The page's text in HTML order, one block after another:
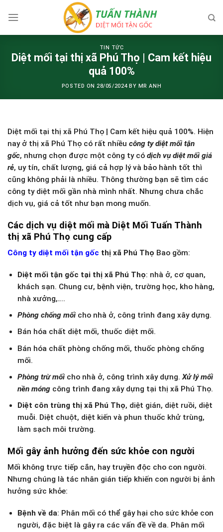
TIN TỨC
Diệt mối tại thị xã Phú Thọ | Cam kết hiệu
quả 100%
POSTED ON28/05/2024BY MR ANH
Diệt mối tại thị xã Phú Thọ | Cam kết hiệu quả 100%. Hiện
nay ở thị xã Phú Thọ có rất nhiều công ty diệt mối tận
gốc, nhưng chọn được một công ty có dịch vụ diệt mối giá
rẻ, uy tín, chất lượng, giá cả hợp lý và bảo hành tốt thì
cũng không phải là nhiều. Thông thường bạn sẽ tìm các
công ty diệt mối gần nhà mình nhất. Nhưng chưa chắc
dịch vụ, giá cả tốt như bạn mong muốn.
Các dịch vụ diệt mối mà Diệt Mối Tuấn Thành
thị xã Phú Thọ cung cấp
Công ty diệt mối tận gốc thị xã Phú Thọ Bao gồm:
Diệt mối tận gốc tại thị xã Phú Thọ: nhà ở, cơ quan,
khách sạn. Chung cư, bệnh viện, trường học, kho hàng,
nhà xưởng,….
Phòng chống mốicho nhà ở, công trình đang xây dựng.
Bán hóa chất diệt mối, thuốc diệt mối.
Bán hóa chất phòng chống mối, thuốc phòng chống
mối.
Phòng trừ mốicho nhà ở, công trình xây dựng.Xử lý mối
nền móngcông trình đang xây dựng tại thị xã Phú Thọ.
Diệt côn trùng thị xã Phú Thọ, diệt gián, diệt ruồi, diệt
muỗi. Diệt chuột, diệt kiến và phun thuốc khử trùng,
làm sạch môi trường.
Mối gây ảnh hưởng đến sức khỏe con người
Mối không trực tiếp cắn, hay truyền độc cho con người.
Nhưng chúng là tác nhân gián tiếp khiến con người bị ảnh
hưởng sức khỏe:
Bệnh về da: Phân mối có thể gây hại cho sức khỏe con
người, đặc biệt là gây ra các vấn đề về da. Phân mối